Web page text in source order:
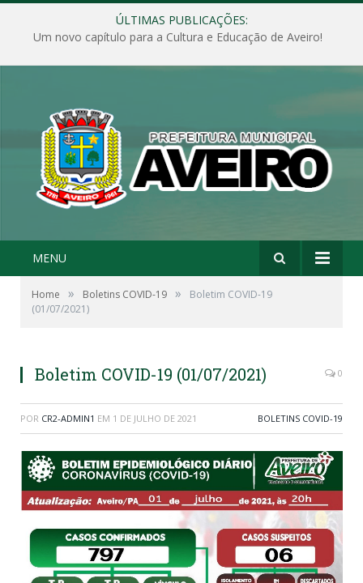
ÚLTIMAS PUBLICAÇÕES:
Um novo capítulo para a Cultura e Educação de Aveiro!
MENU
Home » Boletins COVID-19 »
Boletim COVID-19
(01/07/2021)
Boletim COVID-19 (01/07/2021) 0
POR CR2-ADMIN1 EM 1 DE JULHO DE 2021 BOLETINS COVID-19